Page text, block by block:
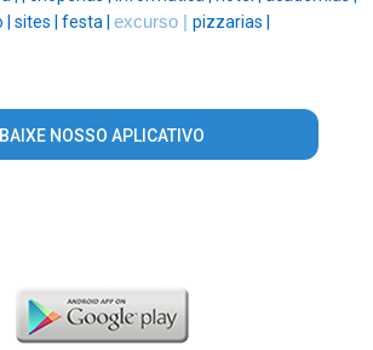
| sites | festa | excurso | pizzarias |
BAIXE NOSSO APLICATIVO